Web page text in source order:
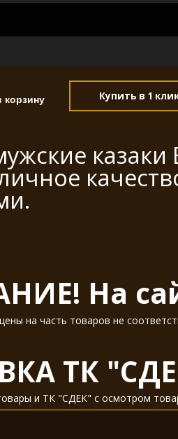
Купить в 1
казаки
На
на часть товаров не
ТК
и ТК "СДЕК" с осмотром